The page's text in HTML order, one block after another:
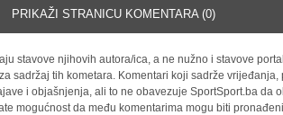
PRIKAŽI STRANICU KOMENTARA (0)
stavove njihovih autora/ica, a ne nužno i stavove
sadržaj tih kometara. Komentari koji sadrže vrijeđanja,
i objašnjenja, ali to ne obavezuje SportSport.ba da
mogućnost da među komentarima mogu biti